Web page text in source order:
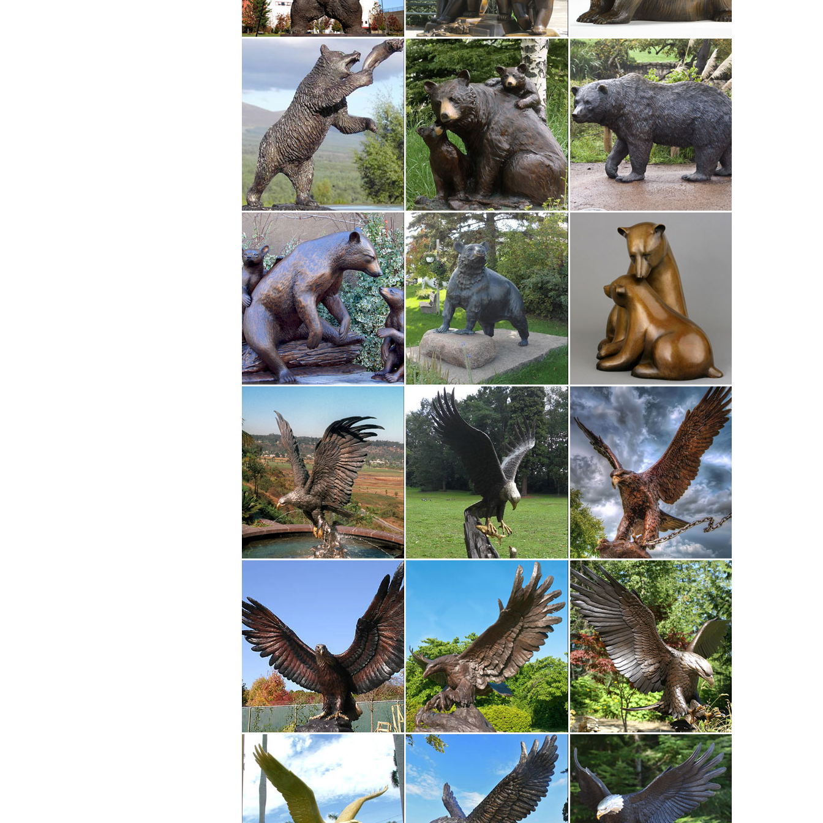
Символ 2018 года фарфоровые статуэтки Собаки, щенки
Отправка в любую точку РФ. Символ 2018 года фарфоровые статуэтки Собаки, щенки.Добейтесь своих целей – купите символ
наступающего года, собаку и да будем с Вами удача!
Собаки <- Животные <- Статуэтки <- Сувениры – Каталог | Monlivre
Вы решили купить статуэтку(фигурку собаки?Скорее всего являетесь счастливым хозяином собаки или решили сделать
подарок.Не важно,кто живет в вашем доме:миниатюрный йорк или белоснежнаяФигурка декоративная собака, H4 см,253499.
Добавить к сравнению.
Фигурки, статуэтки собак | Хиты продаж
Интернет-магазин русских сувениров с низкими ценами. У нас можно купить Матрешки, оловянные солдатики, шкатулки Палех,
Федоскино.Павловопосадские платки, фарфор ЛФЗ, Жостово, Береста, Фигурки, статуэтки собак.
Статуэтки символы года в России. Сравнить цены, купить…
Новый год, Копилки, Декоративные фигурки статуэтки копилки, Праздник, Сувениры, Символы года, Статуэтки, Садовый декор,
Символ 2018 года, Декор садовые.Статуэтка собаки ОВЧАРКА AZY-8613. Купить. +7 показать номер.
Статуэтки собак – купить в интернет-магазине Dommio
Зарегистрироваться. Пароль должен быть не менее 6 символов длиной.УвеличитьВ корзину Статуэтки собакФигурка
декоративная собака 20*19 смвысота 12 см882 руб.То есть, купить статуэтки собак можно по разным поводам, главное, что
сделать это теперь можно быстро и…
Статуэтки из полистоуна – купить с доставкой по России и СНГ на…
Статуэтки из полистоуна, купить, заказать, цена, в интернет магазине.Статуэтка Бульдог, собака символ нового года, подарок
2018. Декор для дома и сада Azov Garden. 2 300 руб В корзину.
Собаки | Статуэтки и фигурки собак
Символ наступающего года – собака. Поэтому, даря статуэтки, картины, шкатулки с другие безделушки.Согласно учению фен-
шуй статуэтка собака символизирует благополучие, верность, бдительность и добрые предзнаменования, поэтому купив
статуэтку собаки, вы…
Сувениры из стекла » СОБАКИ – ПОРОДЫ
Оптовый интернет-магазин подарков и сувениров оптом из художественного стекла ручной работы. На рынке с 2004 года,
собственное производство сувениров, минимальные цены и высокий уровень сервиса, качественный товар…
Статуэтка Astra Argenti "Мужчина на постаменте", купить по цене…
Версия для печати. Купить Статуэтка Astra Argenti "Мужчина на постаменте".Добавить в корзину. Статуэтка "Собака с
сердечком". 1 520 Р.Добавить в корзину. Статуэтка символ нового года Козочка. 2 760 Р.Добавить в корзину. Фигурка
декоративная "Обезьяна". 7 940 Р.
Статуэтки животных – в каталоге подарков интернет магазина…
Купить Статуэтки животных в интернет магазине Сувенир Мастер по выгодным ценам и с быстрой доставкой.Фигурка
установлена на деревянный постамент.Статуэтка «Символ упорства и стойкости», МК 1010.
символ года Собака статуэтки | Каталог
Напольные статуэтки,фигуры. Вазы напольные и декоративные. картины для интерьера.символ года Собака статуэтки.
Показывать по: 9 18 27.Фигурка "Собака" 4. китай. 439 руб. Купить. Фигурка "Собака" 3.
Статуэтки серии "Собаки" – купить в интернет магазине…
Статуэтки серии "Собаки". Доставка по Москве и в другие регионы. Самовывоз. Большой каталог. Фото. Цены. Телефоны для
заказа: +7 (495) 970-76-41, +7 (495) 955-91-15. Интернет магазин Бельведор.
Фигурка со стразами "собака" 26*20*32 см. (276-144) Китай Фарфор
Посмотрите: Статуэтки собак, Символ Нового Года 2018, Фигурки животных, Фигурки собак Бренд: Hangzhou Jinding Import &
Export Co. Ltd.Фигурка декоративная… 901 Р.